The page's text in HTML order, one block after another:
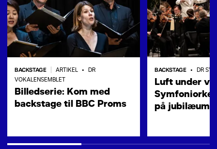
BACKSTAGE ARTIKEL •
DR
VOKALENSEMBLET
Billedserie: Kom med
backstage til BBC Proms
BACKSTAGE • DR
Luft under
på